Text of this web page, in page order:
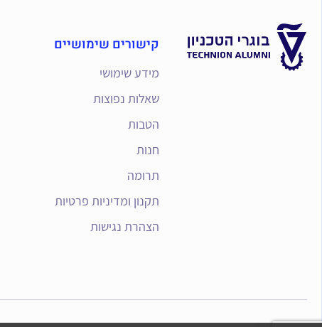
קישורים שימושיים
מידע שימושי
שאלות נפוצות
הטבות
חנות
תרומה
תקנון ומדיניות פרטיות
הצהרת נגישות